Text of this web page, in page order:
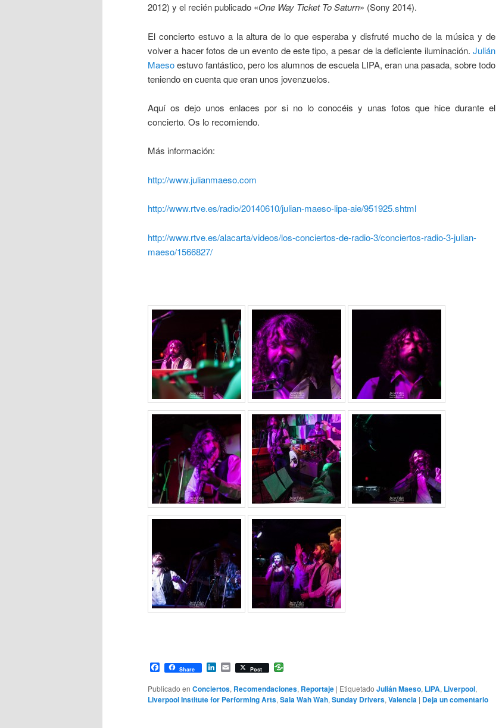
2012) y el recién publicado «One Way Ticket To Saturn» (Sony 2014).
El concierto estuvo a la altura de lo que esperaba y disfruté mucho de la música y de
volver a hacer fotos de un evento de este tipo, a pesar de la deficiente iluminación. Julián
Maesoestuvo fantástico, pero los alumnos de escuela LIPA, eran una pasada, sobre todo
teniendo en cuenta que eran unos jovenzuelos.
Aquí os dejo unos enlaces por si no lo conocéis y unas fotos que hice durante el
concierto. Os lo recomiendo.
Más información:
http://www.julianmaeso.com
http://www.rtve.es/radio/20140610/julian-maeso-lipa-aie/951925.shtml
http://www.rtve.es/alacarta/videos/los-conciertos-de-radio-3/conciertos-radio-3-julian-
maeso/1566827/
Facebook
Share LinkedIn
EmailPost
Publicado en Conciertos, Recomendaciones, Reportaje | Etiquetado Julián Maeso, LIPA, Liverpool,
Liverpool Institute for Performing Arts, Sala Wah Wah, Sunday Drivers, Valencia | Deja un comentario